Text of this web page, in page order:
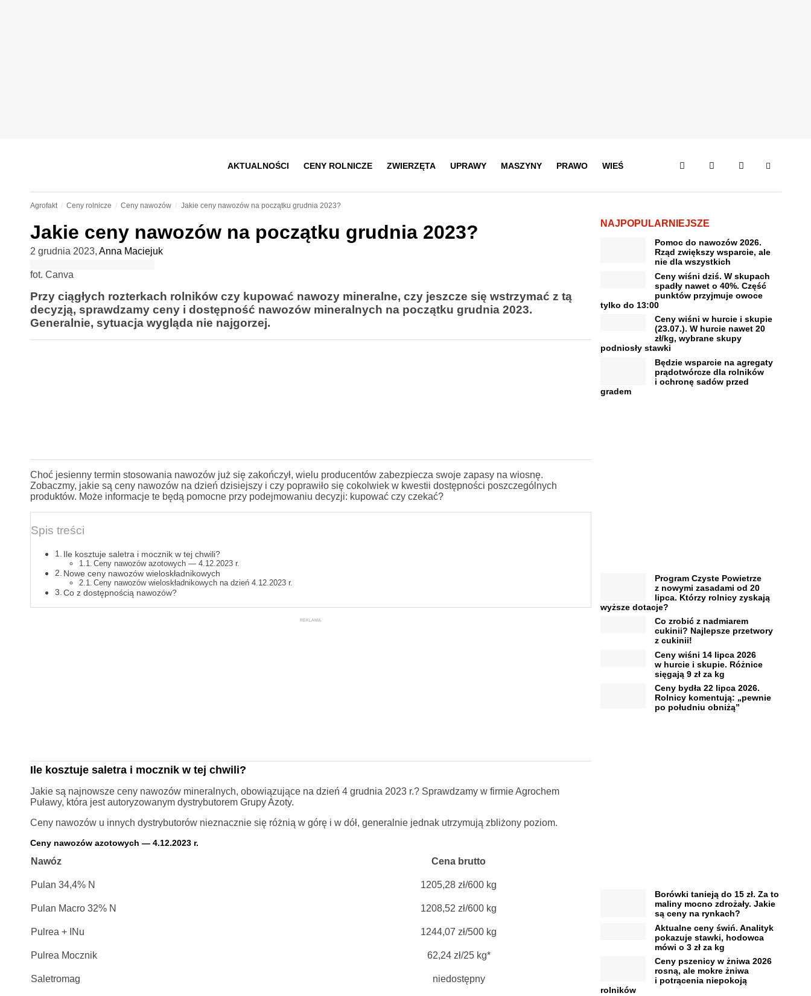
AKTUALNOŚCI CENY ROLNICZE ZWIERZĘTA UPRAWY MASZYNY PRAWO WIEŚ
Agrofakt Ceny rolnicze Ceny nawozów Jakie ceny nawozów na początku grudnia 2023?
Jakie ceny nawozów na początku grudnia 2023?
2 grudnia 2023, Anna Maciejuk
fot. Canva
Przy ciągłych rozterkach rolników czy kupować nawozy mineralne, czy jeszcze się wstrzymać z tą
decyzją, sprawdzamy ceny i dostępność nawozów mineralnych na początku grudnia 2023.
Generalnie, sytuacja wygląda nie najgorzej.
Choć jesienny termin stosowania nawozów już się zakończył, wielu producentów zabezpiecza swoje zapasy na wiosnę.
Zobaczmy, jakie są ceny nawozów na dzień dzisiejszy i czy poprawiło się cokolwiek w kwestii dostępności poszczególnych
produktów. Może informacje te będą pomocne przy podejmowaniu decyzji: kupować czy czekać?
Spis treści
Ile kosztuje saletra i mocznik w tej chwili?
Ceny nawozów azotowych — 4.12.2023 r.
Nowe ceny nawozów wieloskładnikowych
Ceny nawozów wieloskładnikowych na dzień 4.12.2023 r.
Co z dostępnością nawozów?
REKLAMA
Ile kosztuje saletra i mocznik w tej chwili?
Jakie są najnowsze ceny nawozów mineralnych, obowiązujące na dzień 4 grudnia 2023 r.? Sprawdzamy w firmie Agrochem
Puławy, która jest autoryzowanym dystrybutorem Grupy Azoty.
Ceny nawozów u innych dystrybutorów nieznacznie się różnią w górę i w dół, generalnie jednak utrzymują zbliżony poziom.
Ceny nawozów azotowych — 4.12.2023 r.
Nawóz Cena brutto
Pulan 34,4% N 1205,28 zł/600 kg
Pulan Macro 32% N 1208,52 zł/600 kg
Pulrea + INu 1244,07 zł/500 kg
Pulrea Mocznik 62,24 zł/25 kg*
Saletromag niedostępny
NAJPOPULARNIEJSZE
Pomoc do nawozów 2026.
Rząd zwiększy wsparcie, ale
nie dla wszystkich
Ceny wiśni dziś. W skupach
spadły nawet o 40%. Część
punktów przyjmuje owoce
tylko do 13:00
Ceny wiśni w hurcie i skupie
(23.07.). W hurcie nawet 20
zł/kg, wybrane skupy
podniosły stawki
Będzie wsparcie na agregaty
prądotwórcze dla rolników
i ochronę sadów przed
gradem
Program Czyste Powietrze
z nowymi zasadami od 20
lipca. Którzy rolnicy zyskają
wyższe dotacje?
Co zrobić z nadmiarem
cukinii? Najlepsze przetwory
z cukinii!
Ceny wiśni 14 lipca 2026
w hurcie i skupie. Różnice
sięgają 9 zł za kg
Ceny bydła 22 lipca 2026.
Rolnicy komentują: „pewnie
po południu obniżą”
Borówki tanieją do 15 zł. Za to
maliny mocno zdrożały. Jakie
są ceny na rynkach?
Aktualne ceny świń. Analityk
pokazuje stawki, hodowca
mówi o 3 zł za kg
Ceny pszenicy w żniwa 2026
rosną, ale mokre żniwa
i potrącenia niepokoją
rolników